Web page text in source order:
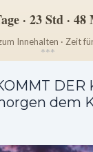
· 23 Std ·
Innehalten · Zeit
***
DER
dem